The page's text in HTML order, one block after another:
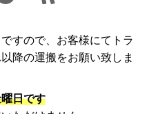
すので、お客様にてトラ
降の運搬をお願い致しま
日です